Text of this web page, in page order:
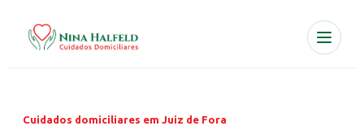
Cuidados domiciliares em Juiz de Fora